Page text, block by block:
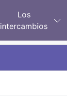
Los
intercambios